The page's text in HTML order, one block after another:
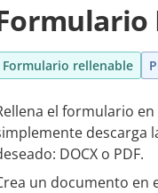
Formulario rellenable
el formulario
descarga
DOCX o PDF.
un documento en